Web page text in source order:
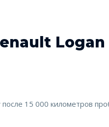
15 000 километров